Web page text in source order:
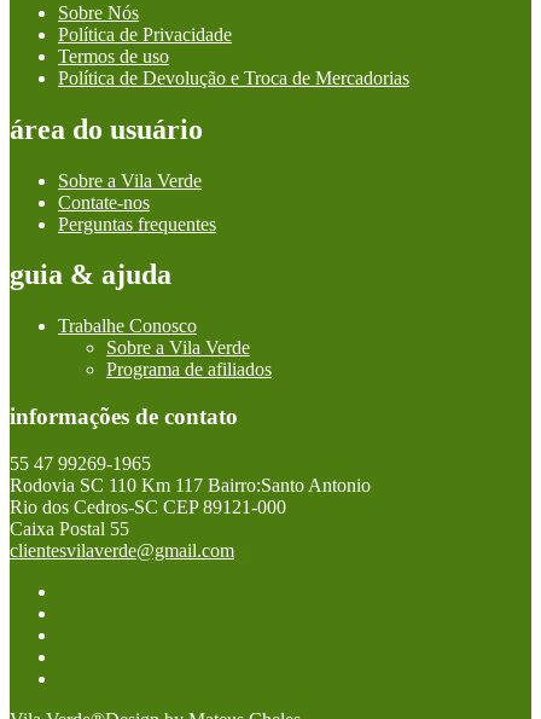
Sobre Nós
Política de Privacidade
Termos de uso
Política de Devolução e Troca de Mercadorias
área do usuário
Sobre a Vila Verde
Contate-nos
Perguntas frequentes
guia & ajuda
Trabalhe Conosco
Sobre a Vila Verde
Programa de afiliados
informações de contato
55 47 99269-1965
Rodovia SC 110 Km 117 Bairro:Santo Antonio
Rio dos Cedros-SC CEP 89121-000
Caixa Postal 55
clientesvilaverde@gmail.com